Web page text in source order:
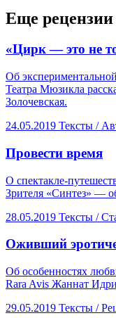
Еще рецензии
​«Цирк — это не
Об
Театра Мюзикла
Золочевская.
24.05.2019 Тексты /
​Провести время
О спектакле-
Зрителя «Синтез» —
28.05.2019 Тексты /
​Оживший
Об особенностях
Rara Avis Жаннат
29.05.2019 Тексты /